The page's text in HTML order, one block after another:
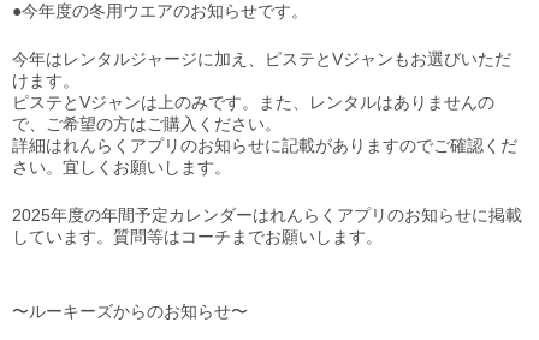
●今年度の冬用ウエアのお知らせです。
今年はレンタルジャージに加え、ピステとVジャンもお選びいただ
けます。
ピステとVジャンは上のみです。また、レンタルはありませんの
で、ご希望の方はご購入ください。
詳細はれんらくアプリのお知らせに記載がありますのでご確認くだ
さい。宜しくお願いします。
2025年度の年間予定カレンダーはれんらくアプリのお知らせに掲載
しています。質問等はコーチまでお願いします。
〜ルーキーズからのお知らせ〜